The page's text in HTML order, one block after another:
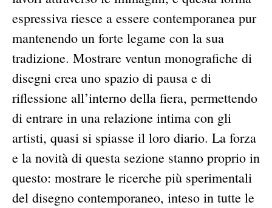
espressiva riesce a essere contemporanea pur
mantenendo un forte legame con la sua
tradizione. Mostrare ventun monografiche di
disegni crea uno spazio di pausa e di
riflessione all’interno della fiera, permettendo
di entrare in una relazione intima con gli
artisti, quasi si spiasse il loro diario. La forza
e la novità di questa sezione stanno proprio in
questo: mostrare le ricerche più sperimentali
del disegno contemporaneo, inteso in tutte le